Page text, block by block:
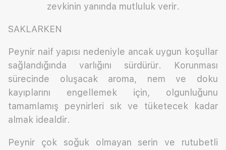
zevkinin yanında mutluluk verir.
SAKLARKEN
Peynir naif yapısı nedeniyle ancak uygun koşullar
sağlandığında varlığını sürdürür. Korunması
sürecinde oluşacak aroma, nem ve doku
kayıplarını engellemek için, olgunluğunu
tamamlamış peynirleri sık ve tüketecek kadar
almak idealdir.
Peynir çok soğuk olmayan serin ve rutubetli